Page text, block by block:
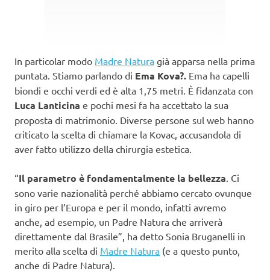
In particolar modo Madre Natura già apparsa nella prima
puntata. Stiamo parlando di Ema Kova?. Ema ha capelli
biondi e occhi verdi ed è alta 1,75 metri. È fidanzata con
Luca Lanticina e pochi mesi fa ha accettato la sua
proposta di matrimonio. Diverse persone sul web hanno
criticato la scelta di chiamare la Kovac, accusandola di
aver fatto utilizzo della chirurgia estetica.
“Il parametro è fondamentalmente la bellezza . Ci
sono varie nazionalità perché abbiamo cercato ovunque
in giro per l’Europa e per il mondo, infatti avremo
anche, ad esempio, un Padre Natura che arriverà
direttamente dal Brasile”, ha detto Sonia Bruganelli in
merito alla scelta di Madre Natura (e a questo punto,
anche di Padre Natura).